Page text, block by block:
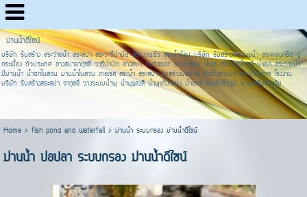
ม่านน้ำดีไซน์
บริษัท รับสร้าง สระว่ายน้ำ สระสปา สระวารีบำบัด สระนวดตัว สระน้ำร้อน บริษัท รับสร้างสระว่ายน้ำ สระคอนกรีต ปู
กระเบื้อง ทั่วประเทศ อ่างสปาจากุซชี่ วารีบำบัด อ่างสปา outdoor อ่างน้ำร้อน น้ำแร่ สระว่ายน้ำ มี น้ำตก สระว่ายน้ำ
มีม่านน้ำ น้ำตกในสวน ม่านน้ำในสวน เทอเรส สระน้ำ สระสปา รับสร้างบ่อน้ำพุ ติดตั้งระบบน้ำพุหน้าอาคาร โรงงาน
บริษัท รับสร้างสระสปา จากุซชี่ วางระบบน้ำพุ น้ำพุแสงสี น้ำพุเต้นระบำ น้ำตกจำลองสำเร็จรูป น้ำพุเสริมฮวงจุ้ย
Home> fish pond and waterfall> ม่านน้ำ ระบบกรอง ม่านน้ำดีไซน์
ม่านน้ำ บ่อปลา ระบบกรอง ม่านน้ำดีไซน์